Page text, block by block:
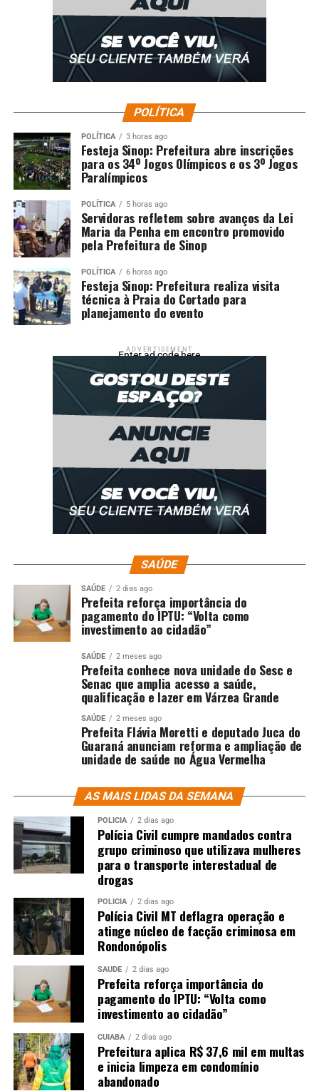
POLÍTICA
POLÍTICA 3 horas ago
Festeja Sinop: Prefeitura abre inscrições
para os 34º Jogos Olímpicos e os 3º Jogos
Paralímpicos
POLÍTICA 5 horas ago
Servidoras refletem sobre avanços da Lei
Maria da Penha em encontro promovido
pela Prefeitura de Sinop
POLÍTICA 6 horas ago
Festeja Sinop: Prefeitura realiza visita
técnica à Praia do Cortado para
planejamento do evento
ADVERTISEMENT
Enter ad code here
SAÚDE
SAÚDE 2 dias ago
Prefeita reforça importância do
pagamento do IPTU: “Volta como
investimento ao cidadão”
SAÚDE 2 meses ago
Prefeita conhece nova unidade do Sesc e
Senac que amplia acesso a saúde,
qualificação e lazer em Várzea Grande
SAÚDE 2 meses ago
Prefeita Flávia Moretti e deputado Juca do
Guaraná anunciam reforma e ampliação de
unidade de saúde no Água Vermelha
AS MAIS LIDAS DA SEMANA
POLÍCIA 2 dias ago
Polícia Civil cumpre mandados contra
grupo criminoso que utilizava mulheres
para o transporte interestadual de
drogas
POLÍCIA 2 dias ago
Polícia Civil MT deflagra operação e
atinge núcleo de facção criminosa em
Rondonópolis
SAÚDE 2 dias ago
Prefeita reforça importância do
pagamento do IPTU: “Volta como
investimento ao cidadão”
CUIABÁ 2 dias ago
Prefeitura aplica R$ 37,6 mil em multas
e inicia limpeza em condomínio
abandonado